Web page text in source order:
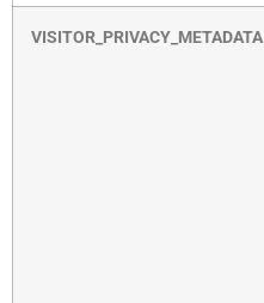
VISITOR_PRIVACY_METADATA